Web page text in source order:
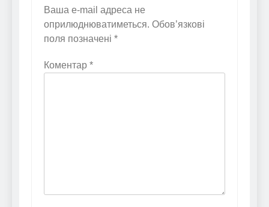
Ваша e-mail адреса не
оприлюднюватиметься. Обов’язкові
поля позначені *
Коментар *